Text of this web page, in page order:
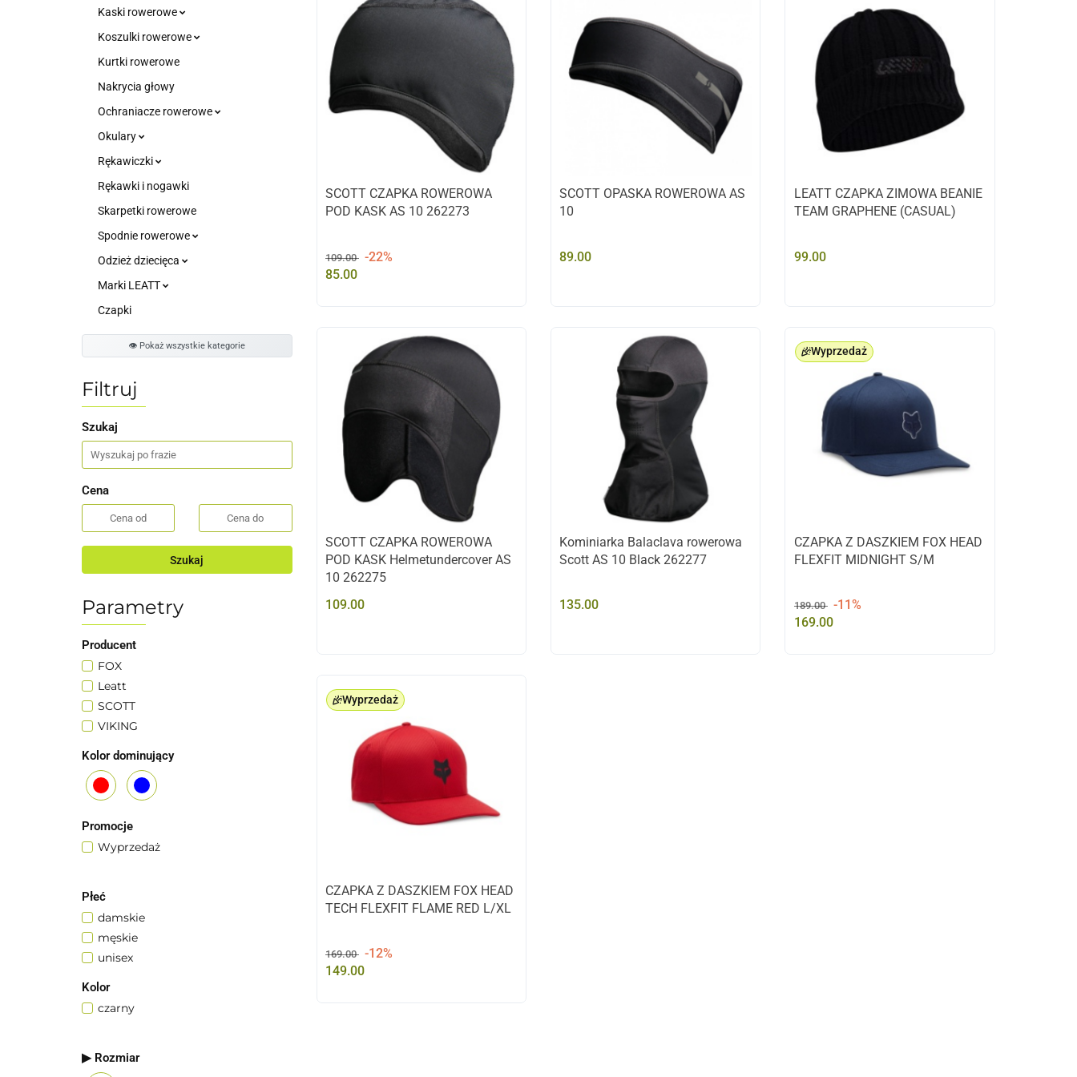
Kaski rowerowe
Koszulki rowerowe
Kurtki rowerowe
Nakrycia głowy
Ochraniacze rowerowe
Okulary
Rękawiczki
Rękawki i nogawki
Skarpetki rowerowe
Spodnie rowerowe
Odzież dziecięca
Marki LEATT
Czapki
👁️ Pokaż wszystkie kategorie
Filtruj
Szukaj
Cena
Szukaj
Parametry
Producent
FOX
Leatt
SCOTT
VIKING
Kolor dominujący
czerwonyniebieski
Promocje
Wyprzedaż
Płeć
damskie
męskie
unisex
Kolor
czarny
▶ Rozmiar
SCOTT CZAPKA ROWEROWA
POD KASK AS 10 262273
109.00
-22%
85.00
SCOTT OPASKA ROWEROWA AS
10
89.00
LEATT CZAPKA ZIMOWA BEANIE
TEAM GRAPHENE (CASUAL)
99.00
SCOTT CZAPKA ROWEROWA
POD KASK Helmetundercover AS
10 262275
109.00
Kominiarka Balaclava rowerowa
Scott AS 10 Black 262277
135.00
Wyprzedaż
CZAPKA Z DASZKIEM FOX HEAD
FLEXFIT MIDNIGHT S/M
189.00
-11%
169.00
Wyprzedaż
CZAPKA Z DASZKIEM FOX HEAD
TECH FLEXFIT FLAME RED L/XL
169.00
-12%
149.00